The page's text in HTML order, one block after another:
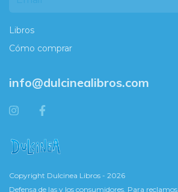
Libros
Cómo comprar
info@dulcinealibros.com
Copyright Dulcinea Libros - 2026
Defensa de las y los consumidores. Para reclamos